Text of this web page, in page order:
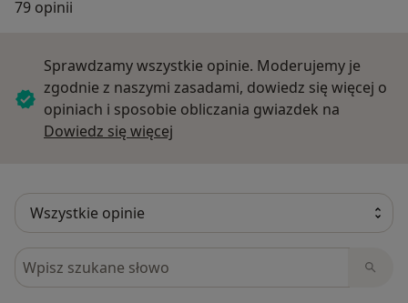
79 opinii
Sprawdzamy wszystkie opinie. Moderujemy je
zgodnie z naszymi zasadami, dowiedz się więcej o
opiniach i sposobie obliczania gwiazdek na
Dowiedz się więcej
Szukaj w opiniach